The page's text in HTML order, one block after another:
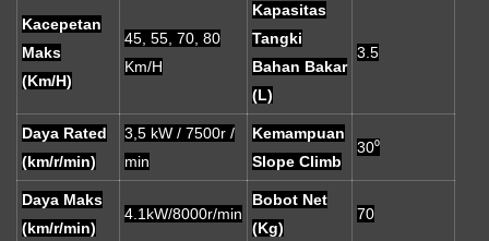
Kacepetan
Maks
(Km/H)
45, 55, 70, 80
Km/H
Kapasitas
Tangki
Bahan Bakar
(L)
3.5
Daya Rated
(km/r/min)
3,5 kW / 7500r /
min
Kemampuan
Slope Climb
30⁰
Daya Maks
(km/r/min)
4.1kW/8000r/min
Bobot Net
(Kg)
70